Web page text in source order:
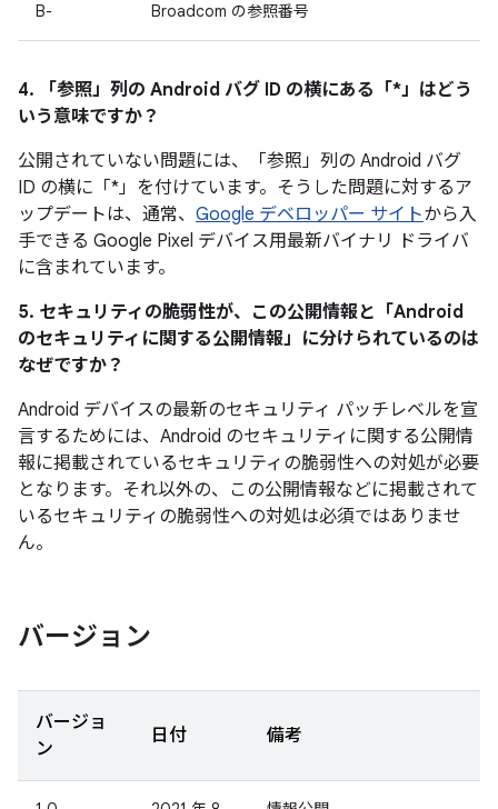
B- Broadcom の参照番号
4. 「参照」 列の Android バグ ID の横にある「*」はどう
いう意味ですか？
公開されていない問題には、「参照」列の Android バグ
ID の横に「*」を付けています。そうした問題に対するア
ップデートは、通常、 Google デベロッパー サイトから入
手できる Google Pixel デバイス用最新バイナリ ドライバ
に含まれています。
5. セキュリティの脆弱性が、この公開情報と「Android
のセキュリティに関する公開情報」に分けられているのは
なぜですか？
Android デバイスの最新のセキュリティ パッチレベルを宣
言するためには、Android のセキュリティに関する公開情
報に掲載されているセキュリティの脆弱性への対処が必要
となります。それ以外の、この公開情報などに掲載されて
いるセキュリティの脆弱性への対処は必須ではありませ
ん。
バージョン
バージョ
ン
日付 備考